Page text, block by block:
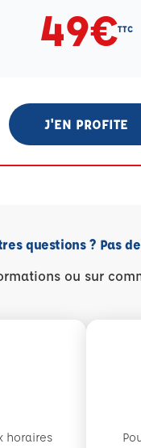
49€TTC
J'EN PROFITE
questions ? Pas
ou sur
horaires